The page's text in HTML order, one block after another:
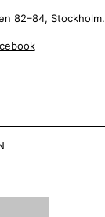
82–84, Stockholm.